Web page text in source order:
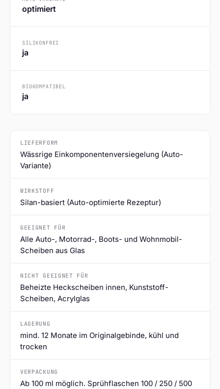
optimiert
SILIKONFREI
ja
BIOKOMPATIBEL
ja
LIEFERFORM
Wässrige Einkomponentenversiegelung (Auto-
Variante)
WIRKSTOFF
Silan-basiert (Auto-optimierte Rezeptur)
GEEIGNET FÜR
Alle Auto-, Motorrad-, Boots- und Wohnmobil-
Scheiben aus Glas
NICHT GEEIGNET FÜR
Beheizte Heckscheiben innen, Kunststoff-
Scheiben, Acrylglas
LAGERUNG
mind. 12 Monate im Originalgebinde, kühl und
trocken
VERPACKUNG
Ab 100 ml möglich. Sprühflaschen 100 / 250 / 500